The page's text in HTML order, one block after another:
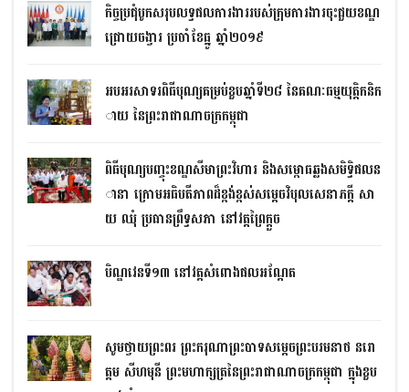
កិច្ចប្រជុំបូកសរុបលទ្ធផលការងាររបស់ក្រុមការងារចុះជួយខណ្ឌ
ជ្រោយចង្វារ ប្រចាំខែធ្នូ ឆ្នាំ២០១៩
អបអរសាទរពិធីបុណ្យគម្រប់ខួបឆ្នាំទី២៨ នៃគណៈធម្មយុត្តិកនិក
ាយ នៃព្រះរាជាណាចក្រកម្ពុជា
ពិធីបុណ្យបញ្ចុះខណ្ឌសីមាព្រះវិហារ និងសម្ពោធឆ្លងសមិទ្ធិ​ផលន
ានា ក្រោមអធិបតីភាពដ៏ខ្ពង់ខ្ពស់សម្តេចវិបុលសេនាភក្តី សា
យ ឈុំ ប្រធានព្រឹទ្ធសភា នៅវត្តព្រៃក្តួច
បិណ្ឌវេនទី១៣ នៅវត្តសំពោងផលអណ្តែត
សូមថ្វាយព្រះពរ ព្រះករុណាព្រះបាទសម្តេចព្រះបរមនាថ នរោ
ត្តម សីហមុនី ព្រះមហាក្សត្រនៃព្រះរាជាណាចក្រកម្ពុជា ក្នុងខួប